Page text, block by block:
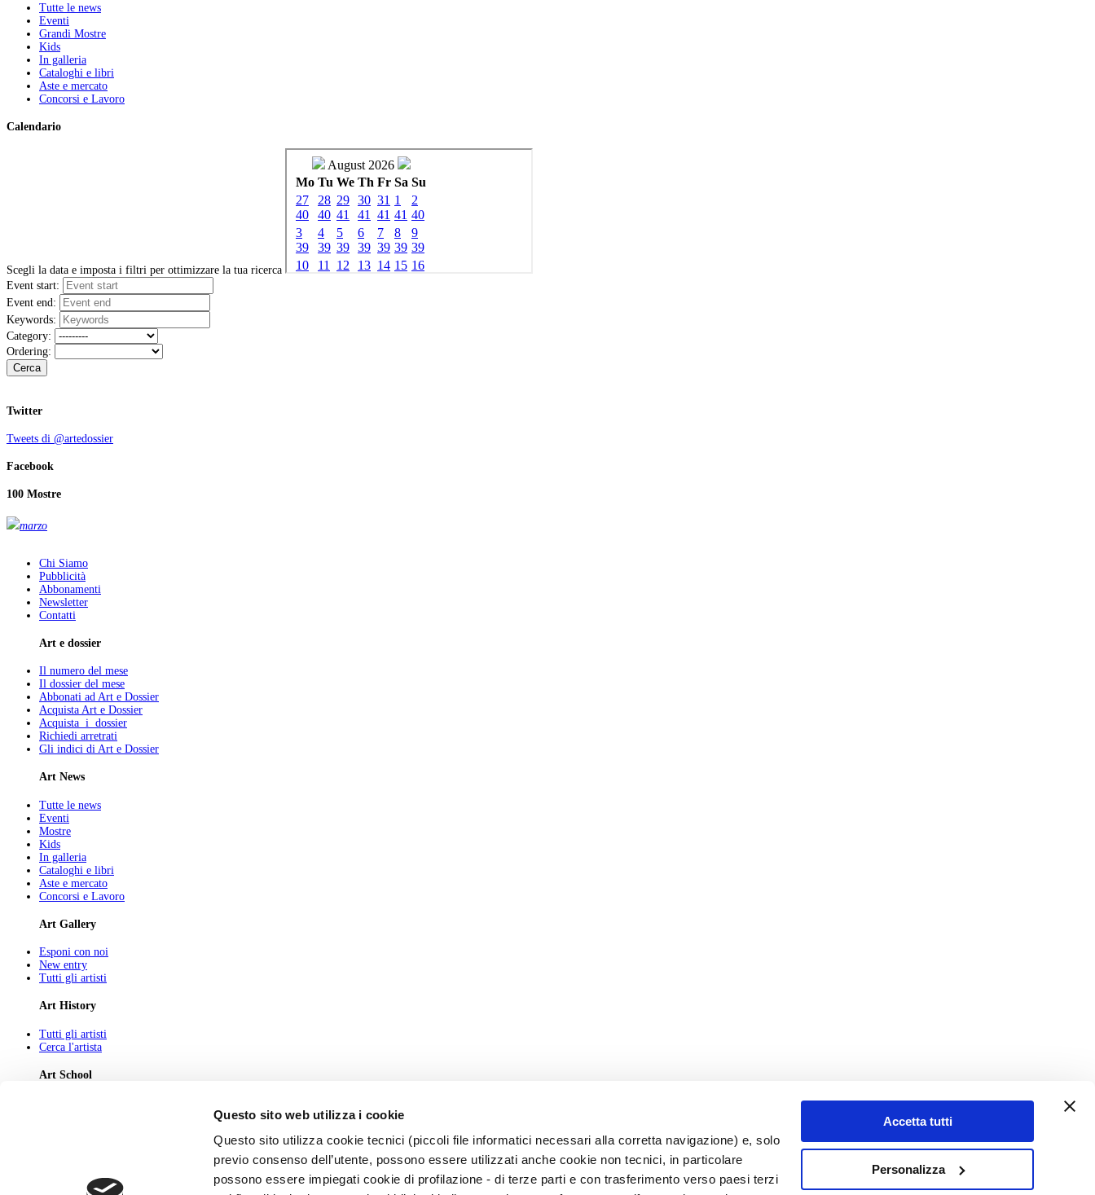
Questo sito web utilizza i cookie
Questo sito utilizza cookie tecnici (piccoli file informatici necessari alla corretta navigazione) e, solo
previo consenso dell’utente, possono essere utilizzati anche cookie non tecnici, in particolare
possono essere impiegati cookie di profilazione - di terze parti e con trasferimento verso paesi terzi
Accetta tutti
Personalizza
Tutte le news
Eventi
Grandi Mostre
Kids
In galleria
Cataloghi e libri
Aste e mercato
Concorsi e Lavoro
Calendario
Scegli la data e imposta i filtri per ottimizzare la tua ricerca
Event start:
Event end:
Keywords:
Category:
Ordering:
Cerca
Twitter
Tweets di @artedossier
Facebook
100 Mostre
marzo
Chi Siamo
Pubblicità
Abbonamenti
Newsletter
Contatti
Art e dossier
Il numero del mese
Il dossier del mese
Abbonati ad Art e Dossier
Acquista Art e Dossier
Acquista i dossier
Richiedi arretrati
Gli indici di Art e Dossier
Art News
Tutte le news
Eventi
Mostre
Kids
In galleria
Cataloghi e libri
Aste e mercato
Concorsi e Lavoro
Art Gallery
Esponi con noi
New entry
Tutti gli artisti
Art History
Tutti gli artisti
Cerca l'artista
Art School